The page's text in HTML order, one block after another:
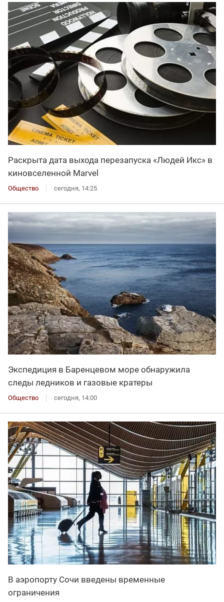
Раскрыта дата выхода перезапуска «Людей Икс» в
киновселенной Marvel
Общество сегодня, 14:25
Экспедиция в Баренцевом море обнаружила
следы ледников и газовые кратеры
Общество сегодня, 14:00
В аэропорту Сочи введены временные
ограничения